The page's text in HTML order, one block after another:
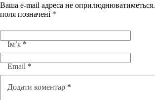
Ваша e-mail адреса не оприлюднюватиметься.
поля позначені *
Ім’я *
Email *
Додати коментар *